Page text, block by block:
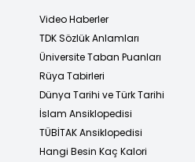
Video Haberler
TDK Sözlük Anlamları
Üniversite Taban Puanları
Rüya Tabirleri
Dünya Tarihi ve Türk Tarihi
İslam Ansiklopedisi
TÜBİTAK Ansiklopedisi
Hangi Besin Kaç Kalori